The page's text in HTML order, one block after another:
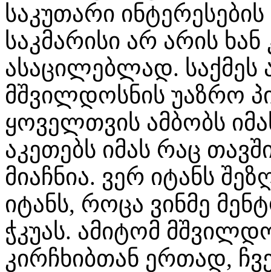
საკუთარი
საკმარისი არ არის
ასაცილებლად. საქმეს
მშვილდოსნის უაზრო
ყოველთვის ამბობს
აკეთებს იმას რაც
მიაჩნია. ვერ იტანს
იტანს, როცა ვინმე
ჭკუას. ამიტომ
კირჩხიბთან ერთად,